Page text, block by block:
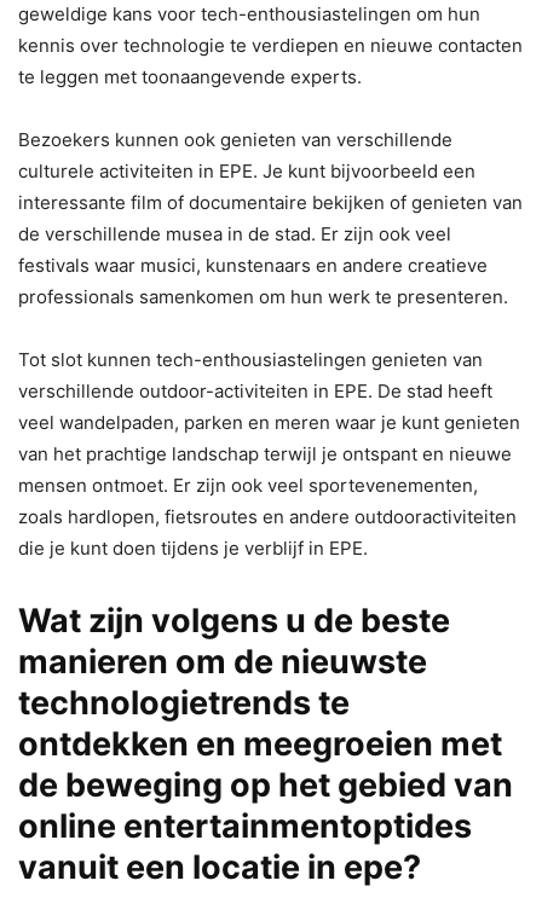
geweldige kans voor tech-enthousiastelingen om hun
kennis over technologie te verdiepen en nieuwe contacten
te leggen met toonaangevende experts.
Bezoekers kunnen ook genieten van verschillende
culturele activiteiten in EPE. Je kunt bijvoorbeeld een
interessante film of documentaire bekijken of genieten van
de verschillende musea in de stad. Er zijn ook veel
festivals waar musici, kunstenaars en andere creatieve
professionals samenkomen om hun werk te presenteren.
Tot slot kunnen tech-enthousiastelingen genieten van
verschillende outdoor-activiteiten in EPE. De stad heeft
veel wandelpaden, parken en meren waar je kunt genieten
van het prachtige landschap terwijl je ontspant en nieuwe
mensen ontmoet. Er zijn ook veel sportevenementen,
zoals hardlopen, fietsroutes en andere outdooractiviteiten
die je kunt doen tijdens je verblijf in EPE.
Wat zijn volgens u de beste
manieren om de nieuwste
technologietrends te
ontdekken en meegroeien met
de beweging op het gebied van
online entertainmentoptides
vanuit een locatie in epe?